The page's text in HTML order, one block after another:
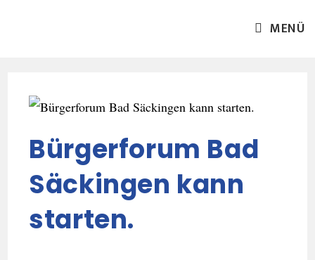
MENÜ
Bürgerforum Bad
Säckingen kann
starten.